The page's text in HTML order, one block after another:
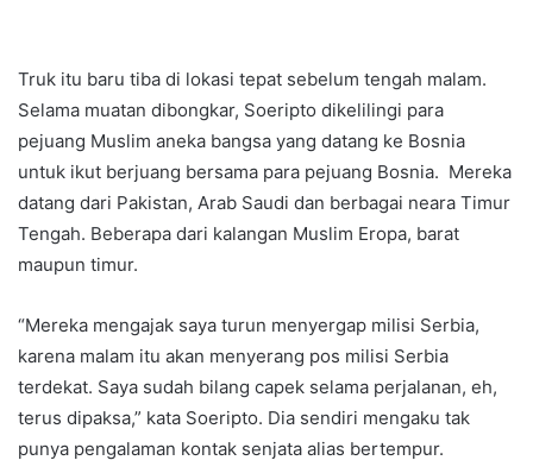
Truk itu baru tiba di lokasi tepat sebelum tengah malam.
Selama muatan dibongkar, Soeripto dikelilingi para
pejuang Muslim aneka bangsa yang datang ke Bosnia
untuk ikut berjuang bersama para pejuang Bosnia. Mereka
datang dari Pakistan, Arab Saudi dan berbagai neara Timur
Tengah. Beberapa dari kalangan Muslim Eropa, barat
maupun timur.
“Mereka mengajak saya turun menyergap milisi Serbia,
karena malam itu akan menyerang pos milisi Serbia
terdekat. Saya sudah bilang capek selama perjalanan, eh,
terus dipaksa,” kata Soeripto. Dia sendiri mengaku tak
punya pengalaman kontak senjata alias bertempur.